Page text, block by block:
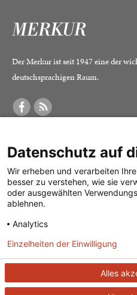
Der Merkur ist seit 1947 eine der
deutschsprachigen Raum.
Was ist der Merkur?
Herausgeber /
Redaktion
Verlag
Alle Abos
Print-Abo
Digital-Abo
Abo kündigen
Vertrag
Datenschutz auf
Wir erheben und verarbeiten
besser zu verstehen, wie sie
oder ausgewählten
ablehnen.
Analytics
Alles
Einzelheiten der Einwilligung